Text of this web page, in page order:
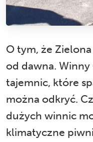
O tym, że
od dawna.
tajemnic, które
można odkryć.
dużych winnic
klimatyczne